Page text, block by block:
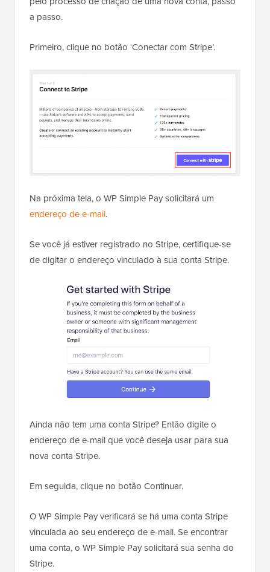
a passo.
Primeiro, clique no botão ‘Conectar com Stripe’.
Na próxima tela, o WP Simple Pay solicitará um
endereço de e-mail.
Se você já estiver registrado no Stripe, certifique-se
de digitar o endereço vinculado à sua conta Stripe.
Ainda não tem uma conta Stripe? Então digite o
endereço de e-mail que você deseja usar para sua
nova conta Stripe.
Em seguida, clique no botão Continuar.
O WP Simple Pay verificará se há uma conta Stripe
vinculada ao seu endereço de e-mail. Se encontrar
uma conta, o WP Simple Pay solicitará sua senha do
Stripe.